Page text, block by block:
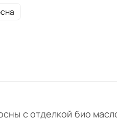
с полками.
посуды и
с отделкой био